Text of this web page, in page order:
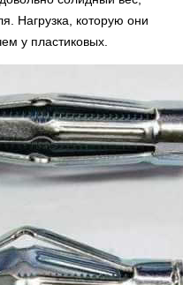
Нагрузка, которую они
у пластиковых.